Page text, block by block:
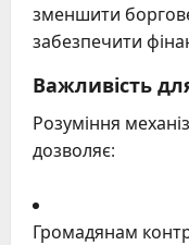
зменшити
забезпечити
Важливість
Розуміння
дозволяє:
Громадянам